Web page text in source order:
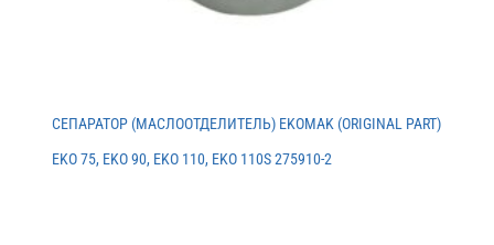
СЕПАРАТОР (МАСЛООТДЕЛИТЕЛЬ) EKOMAK (ORIGINAL PART)
EKO 75, EKO 90, EKO 110, EKO 110S 275910-2